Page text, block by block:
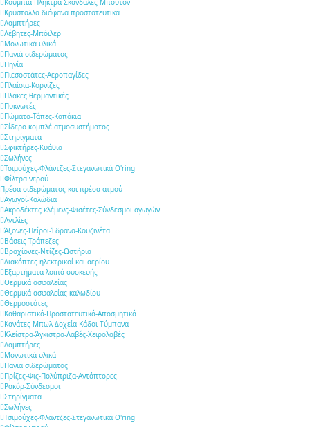
Κρύσταλλα διάφανα προστατευτικά
Λαμπτήρες
Λέβητες-Μπόιλερ
Μονωτικά υλικά
Πανιά σιδερώματος
Πηνία
Πιεσοστάτες-Αεροπαγίδες
Πλαίσια-Κορνίζες
Πλάκες θερμαντικές
Πυκνωτές
Πώματα-Τάπες-Καπάκια
Σίδερο κομπλέ ατμοσυστήματος
Στηρίγματα
Σφικτήρες-Κυάθια
Σωλήνες
Τσιμούχες-Φλάντζες-Στεγανωτικά O'ring
Φίλτρα νερού
Πρέσα σιδερώματος και πρέσα ατμού
Αγωγοί-Καλώδια
Ακροδέκτες κλέμενς-Φισέτες-Σύνδεσμοι αγωγών
Αντλίες
Άξονες-Πείροι-Έδρανα-Κουζινέτα
Βάσεις-Τράπεζες
Βραχίονες-Ντίζες-Ωστήρια
Διακόπτες ηλεκτρικοί και αερίου
Εξαρτήματα λοιπά συσκευής
Θερμικά ασφαλείας
Θερμικά ασφαλείας καλωδίου
Θερμοστάτες
Καθαριστικά-Προστατευτικά-Αποσμητικά
Κανάτες-Μπωλ-Δοχεία-Κάδοι-Τύμπανα
Κλείστρα-Άγκιστρα-Λαβές-Χειρολαβές
Λαμπτήρες
Μονωτικά υλικά
Πανιά σιδερώματος
Πρίζες-Φις-Πολύπριζα-Αντάπτορες
Ρακόρ-Σύνδεσμοι
Στηρίγματα
Σωλήνες
Τσιμούχες-Φλάντζες-Στεγανωτικά O'ring